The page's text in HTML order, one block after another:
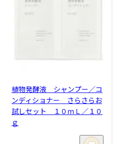
植物発酵液 シャンプー／コ
ンディショナー さらさらお
試しセット １０ｍＬ／１０
ｇ